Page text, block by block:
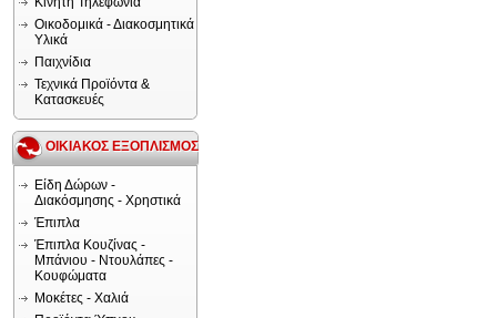
Οικοδομικά - Διακοσμητικά
Υλικά
Παιχνίδια
Τεχνικά Προϊόντα &
Κατασκευές
ΟΙΚΙΑΚΟΣ ΕΞΟΠΛΙΣΜΟΣ
Είδη Δώρων -
Διακόσμησης - Χρηστικά
Έπιπλα
Έπιπλα Κουζίνας -
Μπάνιου - Ντουλάπες -
Κουφώματα
Μοκέτες - Χαλιά